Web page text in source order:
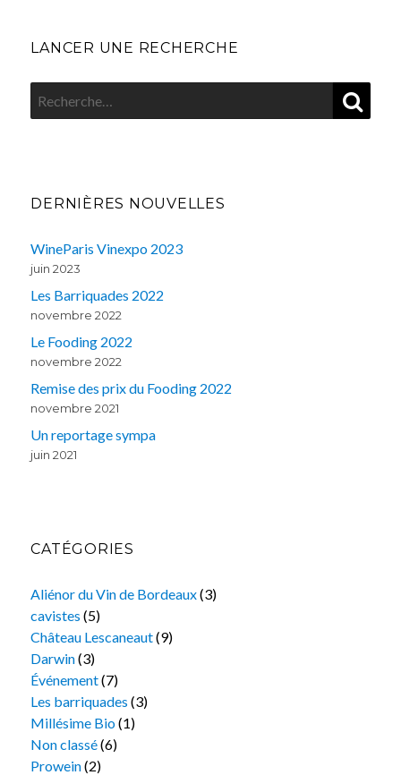
LANCER UNE RECHERCHE
pour
DERNIÈRES NOUVELLES
WineParis Vinexpo 2023
juin 2023
Les Barriquades 2022
novembre 2022
Le Fooding 2022
novembre 2022
Remise des prix du Fooding 2022
novembre 2021
Un reportage sympa
juin 2021
CATÉGORIES
Aliénor du Vin de Bordeaux(3)
cavistes (5)
Château Lescaneaut(9)
Darwin(3)
Événement(7)
Les barriquades (3)
Millésime Bio(1)
Non classé(6)
Prowein(2)